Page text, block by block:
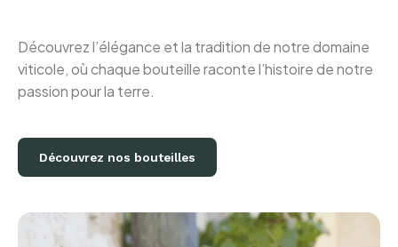
Découvrez l’élégance et la tradition de notre domaine
viticole, où chaque bouteille raconte l’histoire de notre
passion pour la terre.
Découvrez nos bouteilles